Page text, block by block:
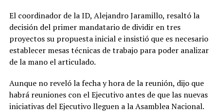
El coordinador de la ID, Alejandro Jaramillo, resaltó la
decisión del primer mandatario de dividir en tres
proyectos su propuesta inicial e insistió que es necesario
establecer mesas técnicas de trabajo para poder analizar
de la mano el articulado.
Aunque no reveló la fecha y hora de la reunión, dijo que
habrá reuniones con el Ejecutivo antes de que las nuevas
iniciativas del Ejecutivo lleguen a la Asamblea Nacional.